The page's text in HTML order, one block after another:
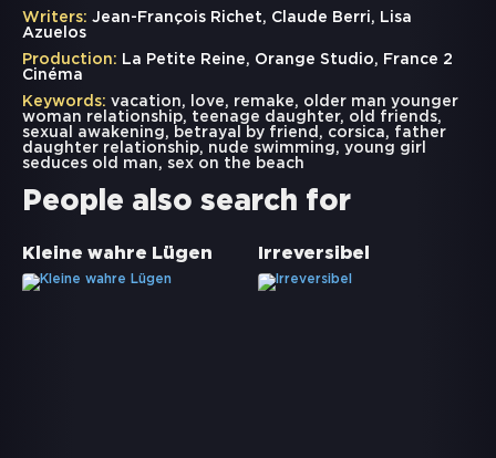
Writers: Jean-François Richet, Claude Berri, Lisa
Azuelos
Production: La Petite Reine, Orange Studio, France 2
Cinéma
Keywords: vacation, love, remake, older man younger
woman relationship, teenage daughter, old friends,
sexual awakening , betrayal by friend , corsica, father
daughter relationship, nude swimming , young girl
seduces old man, sex on the beach
People also search for
Kleine wahre Lügen Irreversibel